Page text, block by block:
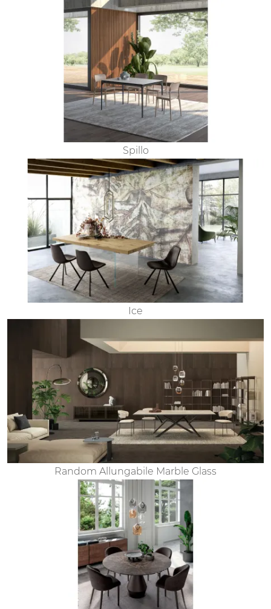
Spillo
Ice
Random Allungabile Marble Glass